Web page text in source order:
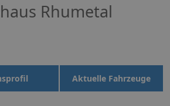
Rhumetal
Aktuelle Fahrzeuge